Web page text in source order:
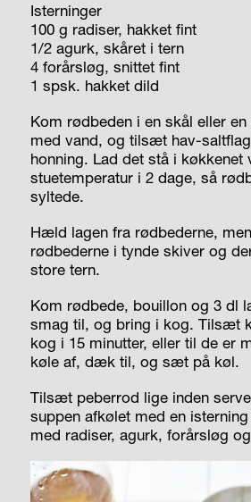
Isterninger
100 g radiser, hakket fint
1/2 agurk, skåret i tern
4 forårsløg, snittet fint
1 spsk. hakket dild
Kom rødbeden i en skål eller
med vand, og tilsæt hav-
honning. Lad det stå i køkkenet
stuetemperatur i 2 dage, så
syltede.
Hæld lagen fra rødbederne,
rødbederne i tynde skiver og
store tern.
Kom rødbede, bouillon og 3 dl
smag til, og bring i kog. Tilsæt
kog i 15 minutter, eller til de er
køle af, dæk til, og sæt på køl.
Tilsæt peberrod lige inden
suppen afkølet med en
med radiser, agurk, forårsløg